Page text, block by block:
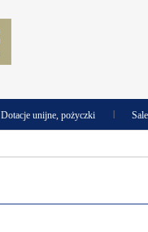
Dotacje unijne, pożyczki |